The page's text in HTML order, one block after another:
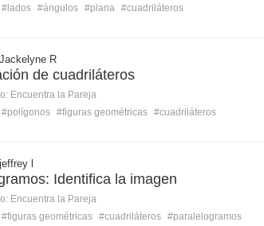
#lados #ángulos #plana #cuadriláteros
Jackelyne R
de cuadriláteros
Encuentra la Pareja
#polígonos #figuras geométricas #cuadriláteros
jeffrey l
Identifica la imagen
Encuentra la Pareja
#figuras geométricas #cuadriláteros #paralelogramos